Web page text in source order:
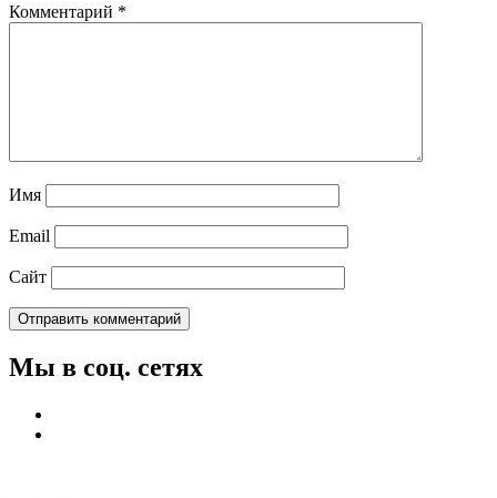
Комментарий *
Имя
Email
Сайт
Мы в соц. сетях